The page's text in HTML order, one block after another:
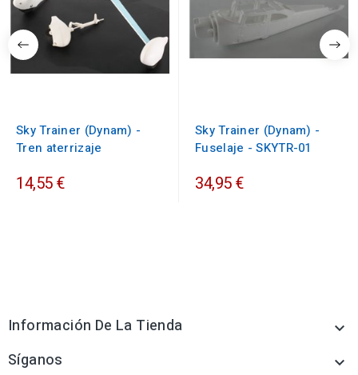
Sky Trainer (Dynam) -
Tren aterrizaje
14,55 €
Sky Trainer (Dynam) -
Fuselaje - SKYTR-01
34,95 €
Información De La Tienda 
Síganos 